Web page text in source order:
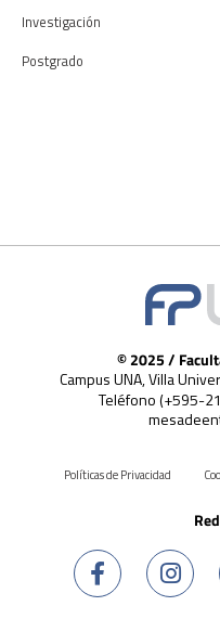
Investigación
Postgrado
© 2025 /
Campus UNA, Villa
Teléfono (+595-
Políticas de Privacidad